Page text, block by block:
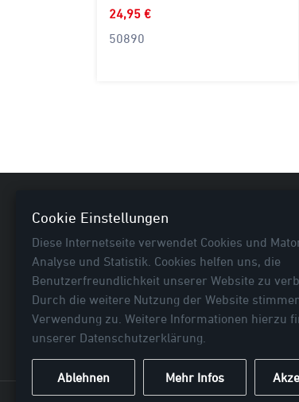
24,95 €
50890
... mehr als Fahrradtaschen!
Cookie Einstellungen
Diese Internetseite verwendet Cookies und
Analyse und Statistik. Cookies helfen uns, die
Benutzerfreundlichkeit unserer Website zu
Durch die weitere Nutzung der Website
Verwendung zu. Weitere Informationen hierzu
unserer Datenschutzerklärung
Ablehnen Mehr Infos